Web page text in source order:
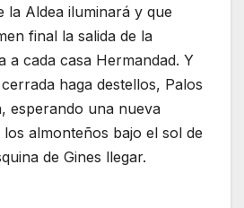
la Aldea iluminará y que
final la salida de la
a cada casa Hermandad. Y
haga destellos, Palos
esperando una nueva
almonteños bajo el sol de
de Gines llegar.